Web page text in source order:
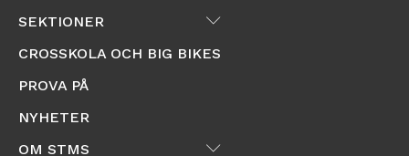
SEKTIONER
Submenu
CROSSKOLA OCH BIG BIKES
PROVA PÅ
NYHETER
OM STMS
Submenu